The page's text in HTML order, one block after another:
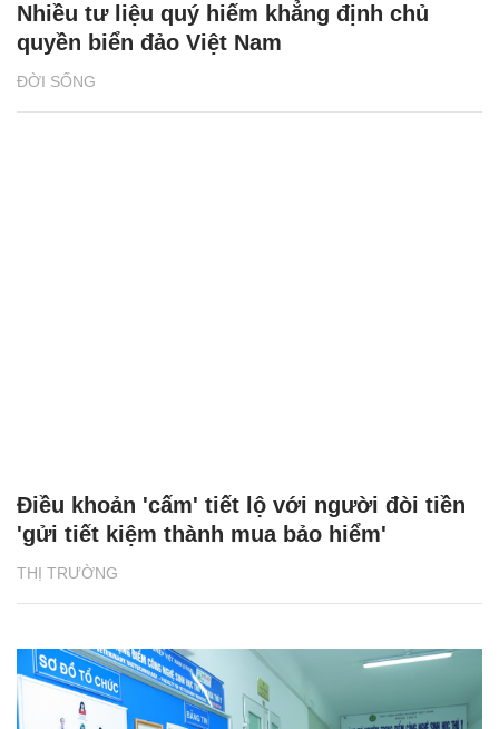
ĐỜI SỐNG
Nhiều tư liệu quý hiếm khẳng định chủ
quyền biển đảo Việt Nam
THỊ TRƯỜNG
Điều khoản 'cấm' tiết lộ với người đòi tiền
'gửi tiết kiệm thành mua bảo hiểm'